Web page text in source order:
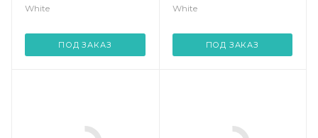
White
ПОД ЗАКАЗ
White
ПОД ЗАКАЗ